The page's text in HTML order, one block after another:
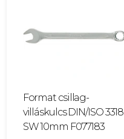
Format csillag-
villáskulcs DIN/ISO 3318
SW 10mm F077183